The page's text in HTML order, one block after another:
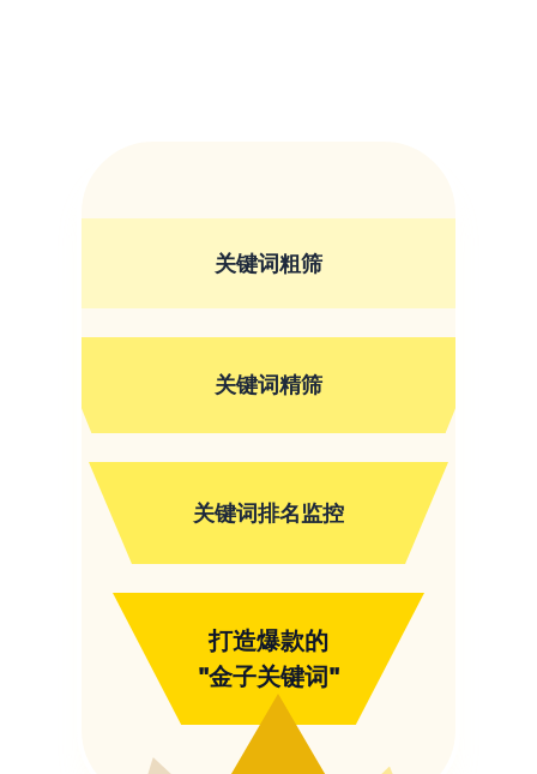
关键词粗筛
关键词精筛
关键词排名监控
打造爆款的
"金子关键词"